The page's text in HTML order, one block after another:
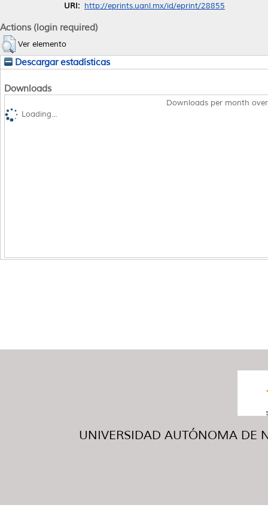
URI: http://eprints.uanl.mx/id/eprint/28855
Actions (login required)
Ver elemento
Descargar estadísticas
Downloads
Downloads per month
Loading...
UNIVERSIDAD AUTÓNOMA DE